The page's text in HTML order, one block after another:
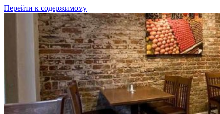
Перейти к содержимому